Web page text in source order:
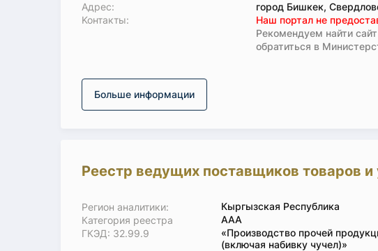
Адрес:
город Бишкек,
Koнтaкты:
Наш портал не
Рекомендуем найти
обратиться в
Больше информации
Реестр ведущих поставщиков товаров и
Регион аналитики:
Кыргызская Республика
Категория реестра
ААА
ГКЭД: 32.99.9
«Производство прочей
(включая набивку чучел)»